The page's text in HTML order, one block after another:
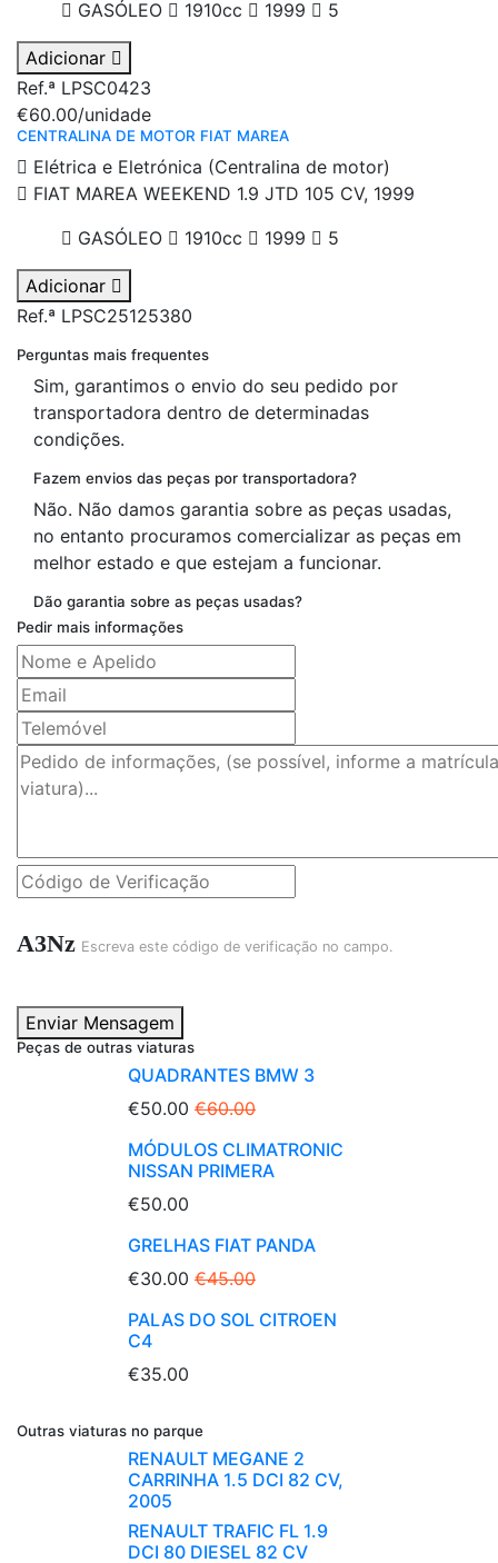
GASÓLEO
1910cc 1999 5
Adicionar
Ref.ª LPSC0423
€60.00/unidade
CENTRALINA DE MOTOR FIAT MAREA
Elétrica e Eletrónica (Centralina de motor)
FIAT MAREA WEEKEND 1.9 JTD 105 CV, 1999
GASÓLEO
1910cc 1999 5
Adicionar
Ref.ª LPSC25125380
Perguntas mais frequentes
Sim, garantimos o envio do seu pedido por
transportadora dentro de determinadas
condições.
Fazem envios das peças por transportadora?
Não. Não damos garantia sobre as peças usadas,
no entanto procuramos comercializar as peças em
melhor estado e que estejam a funcionar.
Dão garantia sobre as peças usadas?
Pedir mais informações
A3Nz Escreva este código de verificação no campo.
Enviar Mensagem
Peças de outras viaturas
QUADRANTES BMW 3
€50.00 €60.00
MÓDULOS CLIMATRONIC
NISSAN PRIMERA
€50.00
GRELHAS FIAT PANDA
€30.00 €45.00
PALAS DO SOL CITROEN
C4
€35.00
Outras viaturas no parque
RENAULT MEGANE 2
CARRINHA 1.5 DCI 82 CV,
2005
RENAULT TRAFIC FL 1.9
DCI 80 DIESEL 82 CV